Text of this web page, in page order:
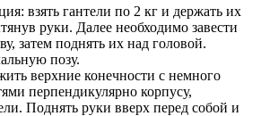
взять гантели по 2 кг и держать их
руки. Далее необходимо завести
затем поднять их над головой.
позу.
верхние конечности с немного
перпендикулярно корпусу,
Поднять руки вверх перед собой и